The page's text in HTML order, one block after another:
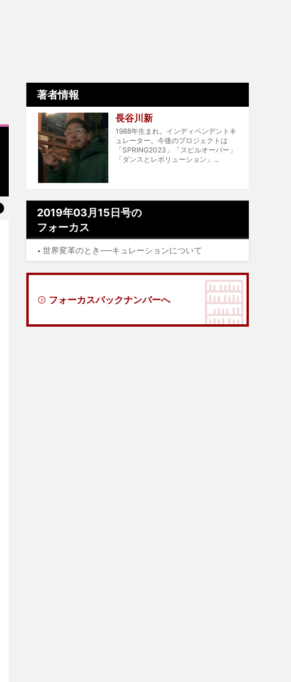
著者情報
長谷川新
1988年生まれ。インディペンデントキ
ュレーター。今後のプロジェクトは
「SPRING2023」「スピルオーバー」
「ダンスとレボリューション」...
2019年03月15日号の
フォーカス
世界変革のとき──キュレーションについて
フォーカスバックナンバーへ